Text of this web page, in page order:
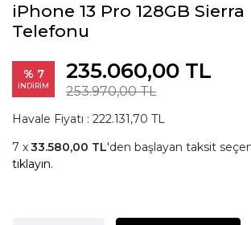
iPhone 13 Pro 128GB
Telefonu
% 7
İNDİRİM 253.970,00 TL
235.060,00 TL
Havale Fiyatı : 222.131,70 TL
33.580,00 TL'den başlayan taksit
tıklayın.